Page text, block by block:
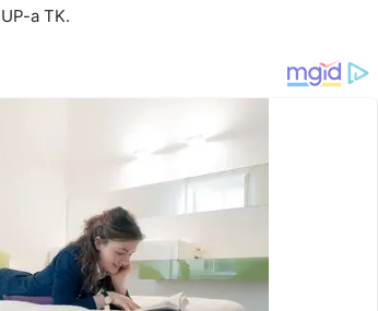
a TK.